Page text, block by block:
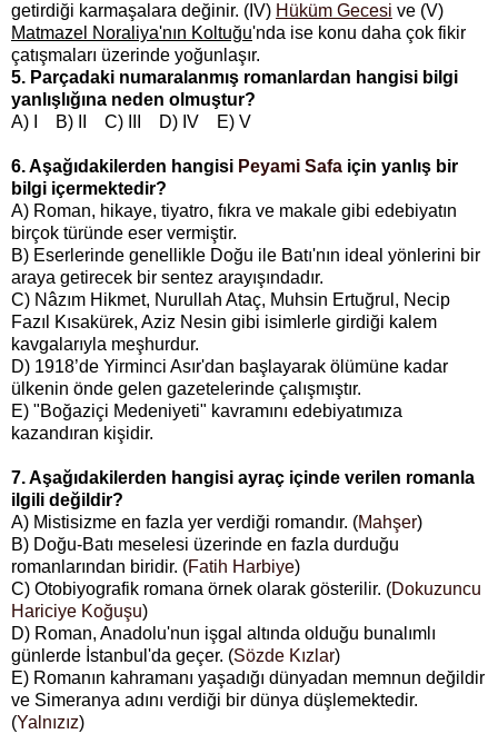
getirdiği karmaşalara değinir. (IV) Hüküm Gecesi ve (V)
Matmazel Noraliya'nın Koltuğu'nda ise konu daha çok fikir
çatışmaları üzerinde yoğunlaşır.
5. Parçadaki numaralanmış romanlardan hangisi bilgi
yanlışlığına neden olmuştur?
A) I B) II C) III D) IV E) V
6. Aşağıdakilerden hangisi Peyami Safa için yanlış bir
bilgi içermektedir?
A) Roman, hikaye, tiyatro, fıkra ve makale gibi edebiyatın
birçok türünde eser vermiştir.
B) Eserlerinde genellikle Doğu ile Batı'nın ideal yönlerini bir
araya getirecek bir sentez arayışındadır.
C) Nâzım Hikmet, Nurullah Ataç, Muhsin Ertuğrul, Necip
Fazıl Kısakürek, Aziz Nesin gibi isimlerle girdiği kalem
kavgalarıyla meşhurdur.
D) 1918’de Yirminci Asır'dan başlayarak ölümüne kadar
ülkenin önde gelen gazetelerinde çalışmıştır.
E) "Boğaziçi Medeniyeti" kavramını edebiyatımıza
kazandıran kişidir.
7. Aşağıdakilerden hangisi ayraç içinde verilen romanla
ilgili değildir?
A) Mistisizme en fazla yer verdiği romandır. (Mahşer)
B) Doğu-Batı meselesi üzerinde en fazla durduğu
romanlarından biridir. (Fatih Harbiye)
C) Otobiyografik romana örnek olarak gösterilir. (Dokuzuncu
Hariciye Koğuşu)
D) Roman, Anadolu'nun işgal altında olduğu bunalımlı
günlerde İstanbul'da geçer. (Sözde Kızlar)
E) Romanın kahramanı yaşadığı dünyadan memnun değildir
ve Simeranya adını verdiği bir dünya düşlemektedir.
(Yalnızız)